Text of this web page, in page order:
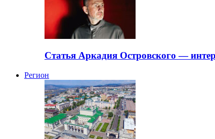
Статья Аркадия Островского —
Регион